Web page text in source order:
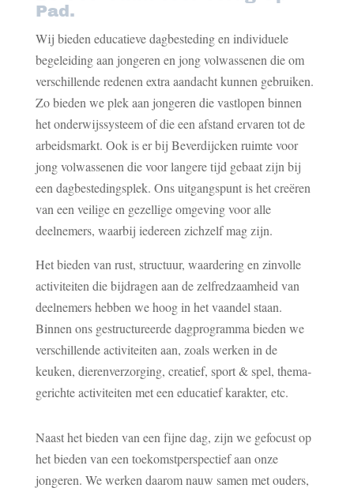
Pad.
Wij bieden educatieve dagbesteding en individuele
begeleiding aan jongeren en jong volwassenen die om
verschillende redenen extra aandacht kunnen gebruiken.
Zo bieden we plek aan jongeren die vastlopen binnen
het onderwijssysteem of die een afstand ervaren tot de
arbeidsmarkt. Ook is er bij Beverdijcken ruimte voor
jong volwassenen die voor langere tijd gebaat zijn bij
een dagbestedingsplek. Ons uitgangspunt is het creëren
van een veilige en gezellige omgeving voor alle
deelnemers, waarbij iedereen zichzelf mag zijn.
Het bieden van rust, structuur, waardering en zinvolle
activiteiten die bijdragen aan de zelfredzaamheid van
deelnemers hebben we hoog in het vaandel staan.
Binnen ons gestructureerde dagprogramma bieden we
verschillende activiteiten aan, zoals werken in de
keuken, dierenverzorging, creatief, sport & spel, thema-
gerichte activiteiten met een educatief karakter, etc.
Naast het bieden van een fijne dag, zijn we gefocust op
het bieden van een toekomstperspectief aan onze
jongeren. We werken daarom nauw samen met ouders,